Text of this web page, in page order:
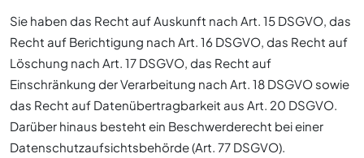
Sie haben das Recht auf Auskunft nach Art. 15 DSGVO, das
Recht auf Berichtigung nach Art. 16 DSGVO, das Recht auf
Löschung nach Art. 17 DSGVO, das Recht auf
Einschränkung der Verarbeitung nach Art. 18 DSGVO sowie
das Recht auf Datenübertragbarkeit aus Art. 20 DSGVO.
Darüber hinaus besteht ein Beschwerderecht bei einer
Datenschutzaufsichtsbehörde (Art. 77 DSGVO).